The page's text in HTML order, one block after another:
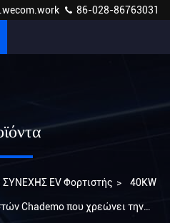
86-028-86763031
EV Φορτιστής > 40KW
Chademo που χρεώνει την